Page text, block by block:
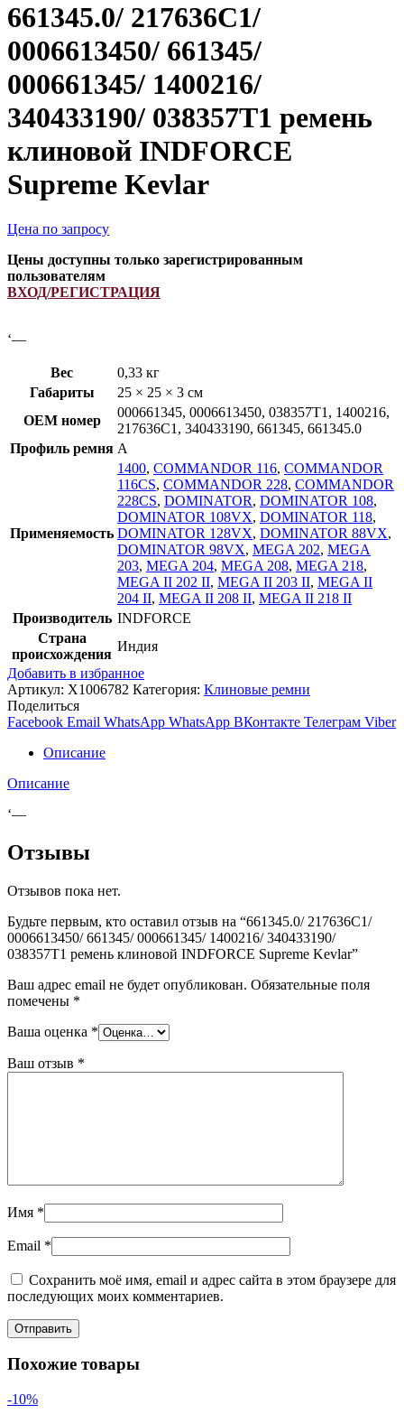
661345.0/ 217636C1/
0006613450/ 661345/
000661345/ 1400216/
340433190/ 038357T1 ремень
клиновой INDFORCE
Supreme Kevlar
Цена по запросу
Цены доступны только зарегистрированным
пользователям
ВХОД/РЕГИСТРАЦИЯ
‘—
Вес
0,33 кг
Габариты
25 × 25 × 3 см
OEM номер
000661345, 0006613450, 038357T1, 1400216,
217636C1, 340433190, 661345, 661345.0
Профиль ремня A
Применяемость
1400, COMMANDOR 116, COMMANDOR
116CS, COMMANDOR 228, COMMANDOR
228CS, DOMINATOR, DOMINATOR 108,
DOMINATOR 108VX, DOMINATOR 118,
DOMINATOR 128VX, DOMINATOR 88VX,
DOMINATOR 98VX, MEGA 202, MEGA
203, MEGA 204, MEGA 208, MEGA 218,
MEGA II 202 II, MEGA II 203 II, MEGA II
204 II, MEGA II 208 II, MEGA II 218 II
Производитель INDFORCE
Страна
происхождения
Индия
Добавить в избранное
Артикул: X1006782 Категория: Клиновые ремни
Поделиться
Facebook Email WhatsApp WhatsApp ВКонтакте Телеграм Viber
Описание
Описание
‘—
Отзывы
Отзывов пока нет.
Будьте первым, кто оставил отзыв на “661345.0/ 217636C1/
0006613450/ 661345/ 000661345/ 1400216/ 340433190/
038357T1 ремень клиновой INDFORCE Supreme Kevlar”
Ваш адрес email не будет опубликован. Обязательные поля
помечены *
Ваша оценка *
Ваш отзыв *
Имя *
Email *
Сохранить моё имя, email и адрес сайта в этом браузере для
последующих моих комментариев.
Похожие товары
-10%